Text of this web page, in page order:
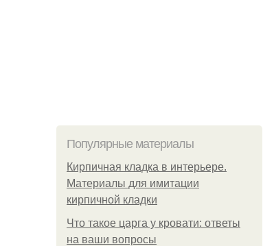
Популярные материалы
Кирпичная кладка в интерьере.
Материалы для имитации
кирпичной кладки
Что такое царга у кровати: ответы
на ваши вопросы